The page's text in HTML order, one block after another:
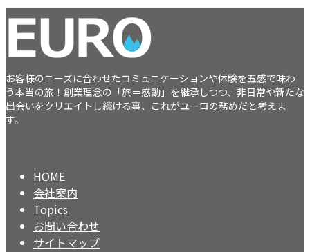
お客様のニーズに合わせたコミュニケーションや体験を五感で味わ
う本当の旅！創業理念の「旅＝感動」を継承しつつ、非日常や新たな
出会いをクリエイトし続ける事、これがユーロの務めだと考えま
す。
HOME
会社案内
Topics
お問い合わせ
サイトマップ